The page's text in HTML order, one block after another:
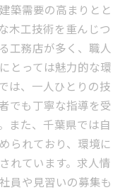
築需要の高まりとと
木工技術を重んじつ
工務店が多く、職人
とっては魅力的な環
は、一人ひとりの技
でも丁寧な指導を受
また、千葉県では自
られており、環境に
れています。求人情
員や見習いの募集も